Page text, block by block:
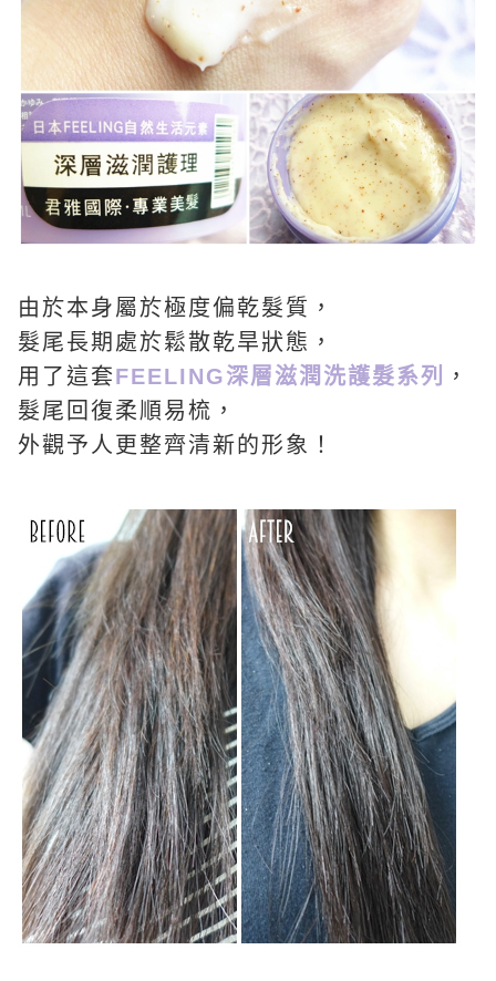
由於本身屬於極度偏乾髮質，
髮尾長期處於鬆散乾旱狀態，
用了這套FEELING深層滋潤洗護髮系列
，
髮尾回復柔順易梳，
外觀予人更整齊清新的形象！